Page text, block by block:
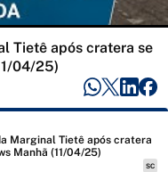
Tietê após cratera se
04/25)
Marginal Tietê após cratera
Manhã (11/04/25)
SC